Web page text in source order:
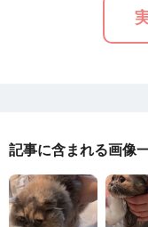
記事に含まれる画像